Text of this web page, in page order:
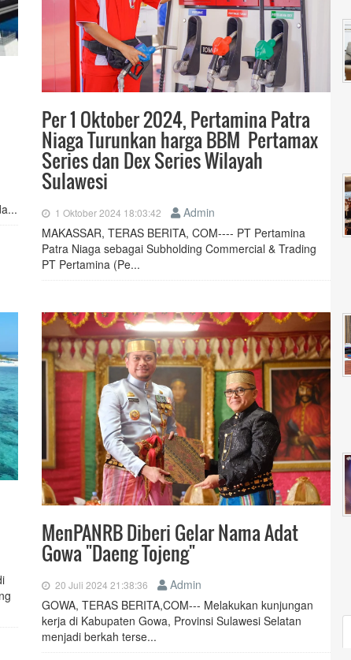
Per 1 Oktober 2024, Pertamina Patra
Niaga Turunkan harga BBM Pertamax
Series dan Dex Series Wilayah
Sulawesi
1 Oktober 2024 18:03:42
Admin
MAKASSAR, TERAS BERITA, COM---- PT Pertamina
Patra Niaga sebagai Subholding Commercial & Trading
PT Pertamina (Pe...
MenPANRB Diberi Gelar Nama Adat
Gowa "Daeng Tojeng"
20 Juli 2024 21:38:36
Admin
GOWA, TERAS BERITA,COM--- Melakukan kunjungan
kerja di Kabupaten Gowa, Provinsi Sulawesi Selatan
menjadi berkah terse...